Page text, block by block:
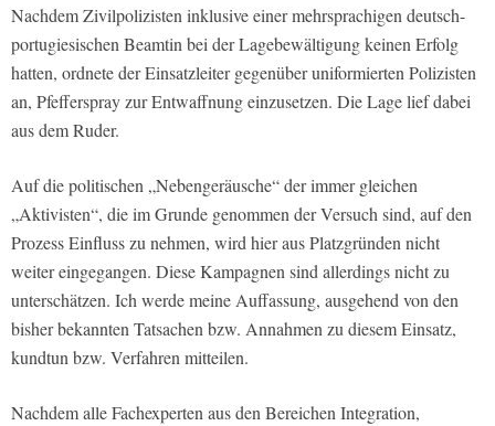
Nachdem Zivilpolizisten inklusive einer mehrsprachigen deutsch-
portugiesischen Beamtin bei der Lagebewältigung keinen Erfolg
hatten, ordnete der Einsatzleiter gegenüber uniformierten Polizisten
an, Pfefferspray zur Entwaffnung einzusetzen. Die Lage lief dabei
aus dem Ruder.
Auf die politischen „Nebengeräusche“ der immer gleichen
„Aktivisten“, die im Grunde genommen der Versuch sind, auf den
Prozess Einfluss zu nehmen, wird hier aus Platzgründen nicht
weiter eingegangen. Diese Kampagnen sind allerdings nicht zu
unterschätzen. Ich werde meine Auffassung, ausgehend von den
bisher bekannten Tatsachen bzw. Annahmen zu diesem Einsatz,
kundtun bzw. Verfahren mitteilen.
Nachdem alle Fachexperten aus den Bereichen Integration,